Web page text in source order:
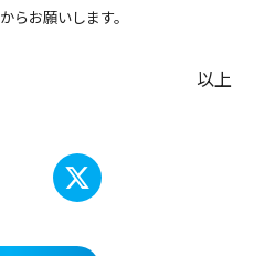
からお願いします。
以上